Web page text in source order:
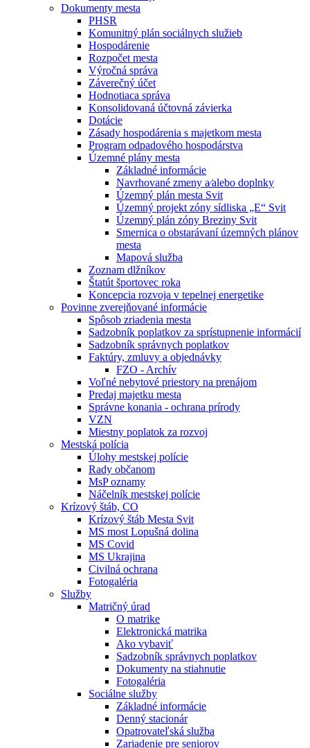
Dokumenty mesta
PHSR
Komunitný plán sociálnych služieb
Hospodárenie
Rozpočet mesta
Výročná správa
Záverečný účet
Hodnotiaca správa
Konsolidovaná účtovná závierka
Dotácie
Zásady hospodárenia s majetkom mesta
Program odpadového hospodárstva
Územné plány mesta
Základné informácie
Navrhované zmeny a⁄alebo doplnky
Územný plán mesta Svit
Územný projekt zóny sídliska „E“ Svit
Územný plán zóny Breziny Svit
Smernica o obstarávaní územných plánov
mesta
Mapová služba
Zoznam dlžníkov
Štatút športovec roka
Koncepcia rozvoja v tepelnej energetike
Povinne zverejňované informácie
Spôsob zriadenia mesta
Sadzobník poplatkov za sprístupnenie informácií
Sadzobník správnych poplatkov
Faktúry, zmluvy a objednávky
FZO - Archív
Voľné nebytové priestory na prenájom
Predaj majetku mesta
Správne konania - ochrana prírody
VZN
Miestny poplatok za rozvoj
Mestská polícia
Úlohy mestskej polície
Rady občanom
MsP oznamy
Náčelník mestskej polície
Krízový štáb, CO
Krízový štáb Mesta Svit
MS most Lopušná dolina
MS Covid
MS Ukrajina
Civilná ochrana
Fotogaléria
Služby
Matričný úrad
O matrike
Elektronická matrika
Ako vybaviť
Sadzobník správnych poplatkov
Dokumenty na stiahnutie
Fotogaléria
Sociálne služby
Základné informácie
Denný stacionár
Opatrovateľská služba
Zariadenie pre seniorov